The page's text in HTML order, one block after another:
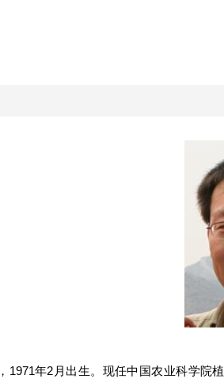
1971年2月出生。现任中国农业科学院